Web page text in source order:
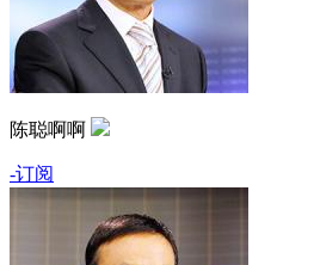
陈聪啊啊
-订阅